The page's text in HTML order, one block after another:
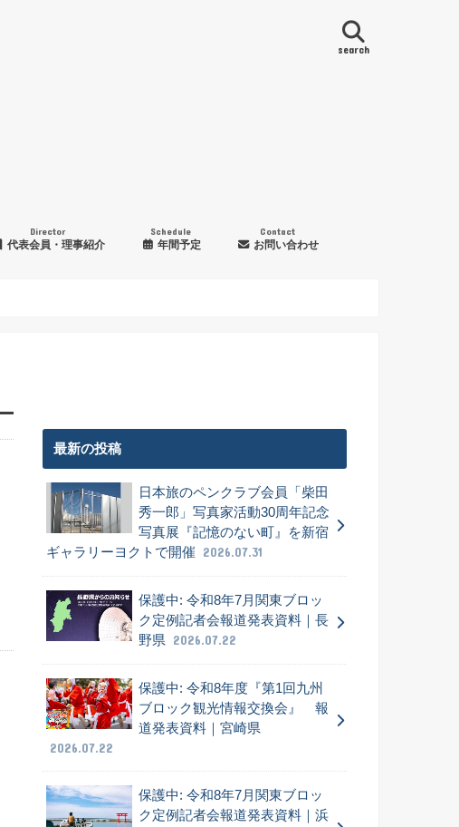
search
Director
代表会員・理事紹介
Schedule
年間予定
Contact
お問い合わせ
最新の投稿
日本旅のペンクラブ会員「柴田
秀一郎」写真家活動30周年記念
写真展『記憶のない町』を新宿
ギャラリーヨクトで開催
2026.07.31
保護中: 令和8年7月関東ブロッ
ク定例記者会報道発表資料｜長
野県
2026.07.22
保護中: 令和8年度『第1回九州
ブロック観光情報交換会』 報
道発表資料｜宮崎県
2026.07.22
保護中: 令和8年7月関東ブロッ
ク定例記者会報道発表資料｜浜